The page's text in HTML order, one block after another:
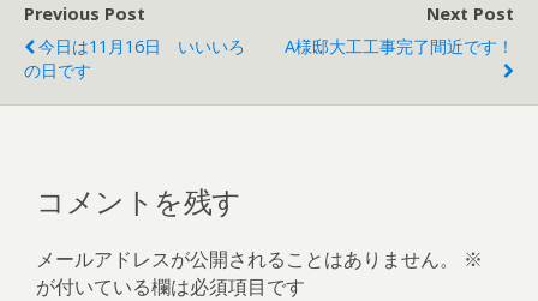
Previous Post
今日は11月16日 いいいろ
の日です
Next Post
A様邸大工工事完了間近です！
コメントを残す
メールアドレスが公開されることはありません。
※
が付いている欄は必須項目です